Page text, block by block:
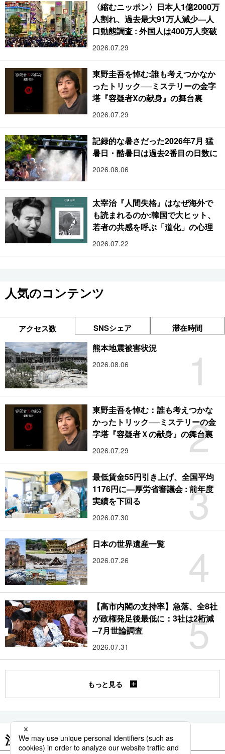
〈縮むニッポン〉日本人1億2000万
人割れ、過去最大91万人減少―人
口動態調査 : 外国人は400万人突破
2026.07.29
東野圭吾を悼む:誰も考えつかなか
ったトリック──ミステリーの金字
塔『容疑者Xの献身』の舞台裏
2026.07.29
記録的な暑さだった2026年7月 猛
暑日・酷暑日は過去2番目の日数に
2026.08.06
太宰治『人間失格』はなぜ海外で
も読まれるのか:韓国で大ヒット、
若者の共感を呼ぶ「道化」の心理
2026.07.22
人気のコンテンツ
アクセス数 SNSシェア 滞在時間
1
熊本地震被害状況
2026.08.06
2
東野圭吾を悼む：誰も考えつかな
かったトリック──ミステリーの金
字塔『容疑者Ｘの献身』の舞台裏
2026.07.29
3
最低賃金55円引き上げ、全国平均
1176円に―厚労省審議会 : 前年度
実績を下回る
2026.07.30
4
日本の世界遺産一覧
2026.07.26
5
【高市内閣の支持率】急落、全8社
が政権発足後最低に：3社は2桁減
─7月世論調査
2026.07.31
もっと見る
注目のキーワード